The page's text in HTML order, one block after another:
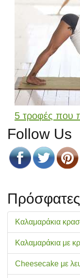
5 τροφές που
Follow Us
Καλαμαράκια
Καλαμαράκια με
Cheesecake με